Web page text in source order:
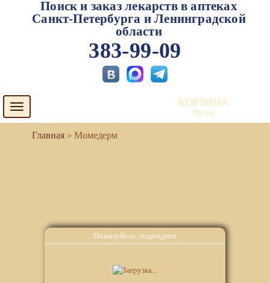
Пожалуйста, подождите
Поиск и заказ лекарств в аптеках
Санкт-Петербурга и Ленинградской
области
383-99-09
Toggle
navigation
КОРЗИНА
Пуста
Момедерм